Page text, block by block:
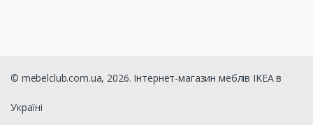
© mebelclub.com.ua, 2026. Інтернет-магазин меблів IKEA в
Україні